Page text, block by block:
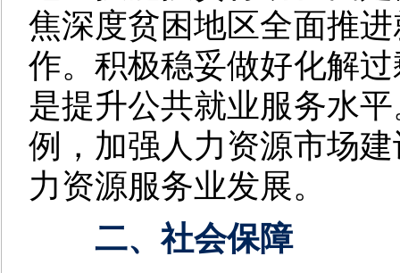
焦深度贫困地区全面推
作。积极稳妥做好化解
是提升公共就业服务水
例，加强人力资源市场
力资源服务业发展。
二、社会保障